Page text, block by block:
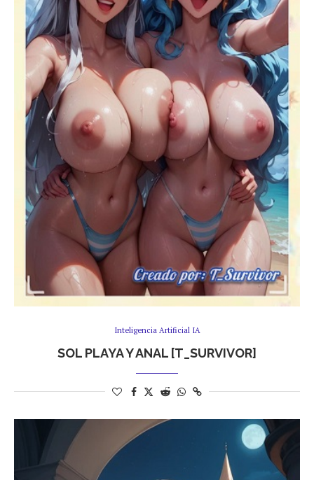
Inteligencia Artificial IA
SOL PLAYA Y ANAL [T_SURVIVOR]